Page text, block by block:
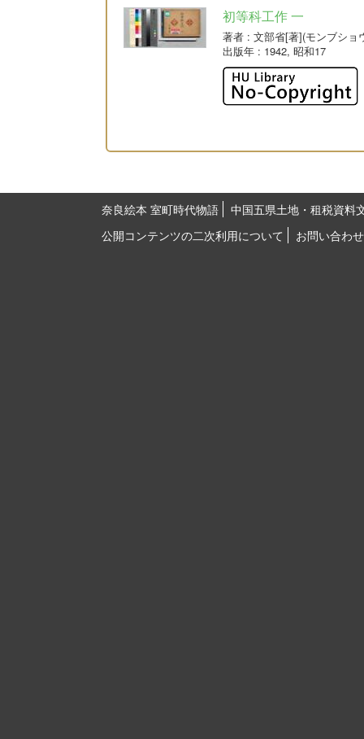
初等科工作 一
著者 : 文部省[著](モンブショ
出版年 : 1942, 昭和17
奈良絵本 室町時代物語
中国五県土地・租税資料
公開コンテンツの二次利用について
お問い合わせ